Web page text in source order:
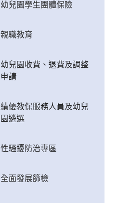
幼兒園學生團體保險
親職教育
幼兒園收費、退費及調整
申請
績優教保服務人員及幼兒
園遴選
性騷擾防治專區
全面發展篩檢